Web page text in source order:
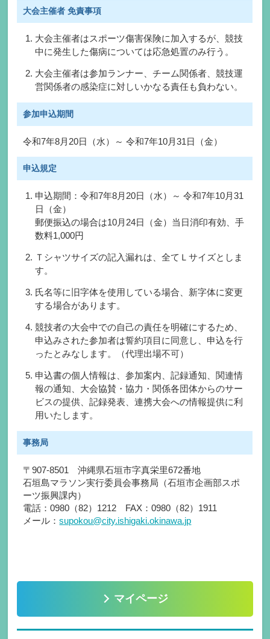
大会主催者免責事項
大会主催者はスポーツ傷害保険に加入するが、競技
中に発生した傷病については応急処置のみ行う。
大会主催者は参加ランナー、チーム関係者、競技運
営関係者の感染症に対しいかなる責任も負わない。
参加申込期間
令和7年8月20日（水）～ 令和7年10月31日（金）
申込規定
申込期間：令和7年8月20日（水）～ 令和7年10月31
日（金）
郵便振込の場合は10月24日（金）当日消印有効、手
数料1,000円
Ｔシャツサイズの記入漏れは、全てＬサイズとしま
す。
氏名等に旧字体を使用している場合、新字体に変更
する場合があります。
競技者の大会中での自己の責任を明確にするため、
申込みされた参加者は誓約項目に同意し、申込を行
ったとみなします。（代理出場不可）
申込書の個人情報は、参加案内、記録通知、関連情
報の通知、大会協賛・協力・関係各団体からのサー
ビスの提供、記録発表、連携大会への情報提供に利
用いたします。
事務局
〒907-8501 沖縄県石垣市字真栄里672番地
石垣島マラソン実行委員会事務局（石垣市企画部スポ
ーツ振興課内）
電話：0980（82）1212 FAX：0980（82）1911
メール：supokou@city.ishigaki.okinawa.jp
マイページ